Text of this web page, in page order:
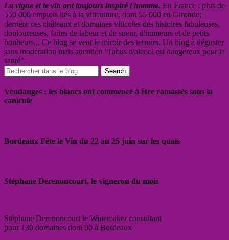
La vigne et le vin ont toujours inspiré l'homme. En France : plus de
550 000 emplois liés à la viticulture, dont 55 000 en Gironde;
derrière ces châteaux et domaines viticoles des histoires fabuleuses,
douloureuses, faites de labeur et de sueur, d'humeurs et de petits
bonheurs... Ce blog se veut le miroir des terroirs. Un blog à déguster
sans modération mais attention "l'abus d'alcool est dangereux pour la
santé".
Vendanges : les blancs ont commencé à être ramassés sous la
canicule
Bordeaux Fête le Vin du 22 au 25 juin sur les quais
Stéphane Derenoncourt, le vigneron du mois
Stéphane Derenoncourt le Winemaker consultant
pour 130 domaines dont 90 à Bordeaux